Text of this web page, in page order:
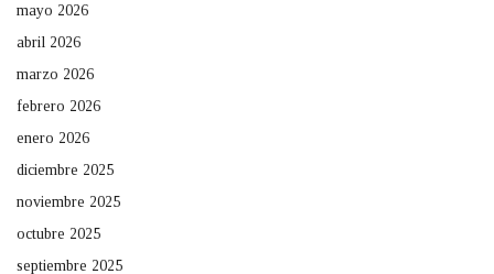
mayo 2026
abril 2026
marzo 2026
febrero 2026
enero 2026
diciembre 2025
noviembre 2025
octubre 2025
septiembre 2025